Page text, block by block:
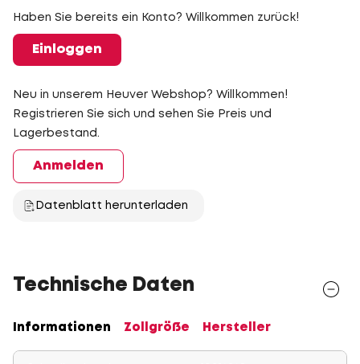
Haben Sie bereits ein Konto? Willkommen zurück!
Einloggen
Neu in unserem Heuver Webshop? Willkommen!
Registrieren Sie sich und sehen Sie Preis und
Lagerbestand.
Anmelden
Datenblatt herunterladen
Technische Daten
Informationen Zollgröße Hersteller